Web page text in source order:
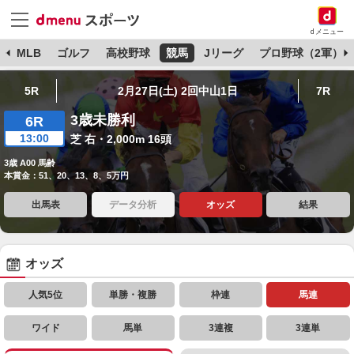
dメニュー
MLB ゴルフ 高校野球 競馬 Jリーグ プロ野球（2軍）
5R 2月27日(土) 2回中山1日 7R
6R
13:00
3歳未勝利
芝 右・2,000m 16頭
3歳 A00 馬齢
本賞金：51、20、13、8、5万円
出馬表 データ分析 オッズ 結果
オッズ
人気5位 単勝・複勝 枠連 馬連
ワイド 馬単 3連複 3連単